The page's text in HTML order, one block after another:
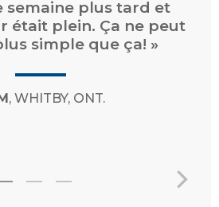
N.-É.